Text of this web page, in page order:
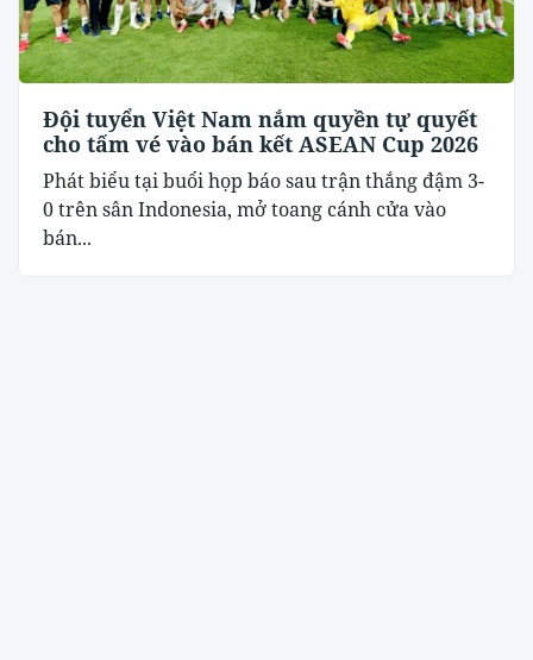
Đội tuyển Việt Nam nắm quyền tự quyết
cho tấm vé vào bán kết ASEAN Cup 2026
Phát biểu tại buổi họp báo sau trận thắng đậm 3-
0 trên sân Indonesia, mở toang cánh cửa vào
bán...